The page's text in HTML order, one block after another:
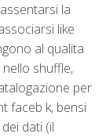
la
like
al qualita
shuffle,
per
faceb k, bensi
dati (il